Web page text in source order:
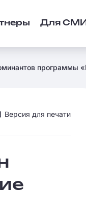
Для СМИ
программы
Версия для печати